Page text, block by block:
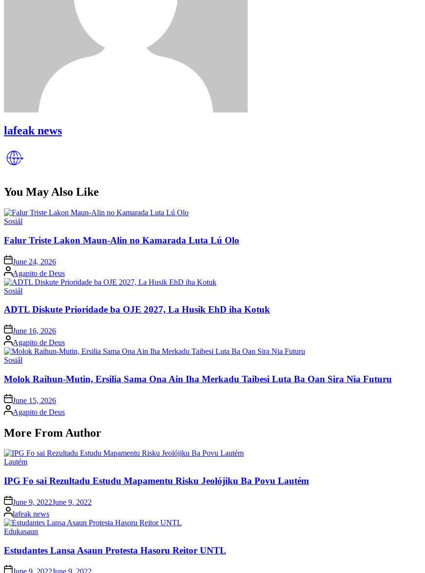
lafeak news
You May Also Like
Posted
Sosiál
Falur Triste Lakon Maun-Alin no Kamarada Luta Lú Olo
Posted
on
June 24, 2026
Posted
by
Agapito de Deus
Posted
Sosiál
ADTL Diskute Prioridade ba OJE 2027, La Husik EhD iha Kotuk
Posted
on
June 16, 2026
Posted
by
Agapito de Deus
Posted
Sosiál
Molok Raihun-Mutin, Ersilia Sama Ona Ain Iha Merkadu Taibesi Luta Ba Oan Sira Nia Futuru
Posted
on
June 15, 2026
Posted
by
Agapito de Deus
More From Author
Posted
Lautém
IPG Fo sai Rezultadu Estudu Mapamentu Risku Jeolójiku Ba Povu Lautém
Posted
on
June 9, 2022June 9, 2022
Posted
by
lafeak news
Posted
Edukasaun
Estudantes Lansa Asaun Protesta Hasoru Reitor UNTL
Posted